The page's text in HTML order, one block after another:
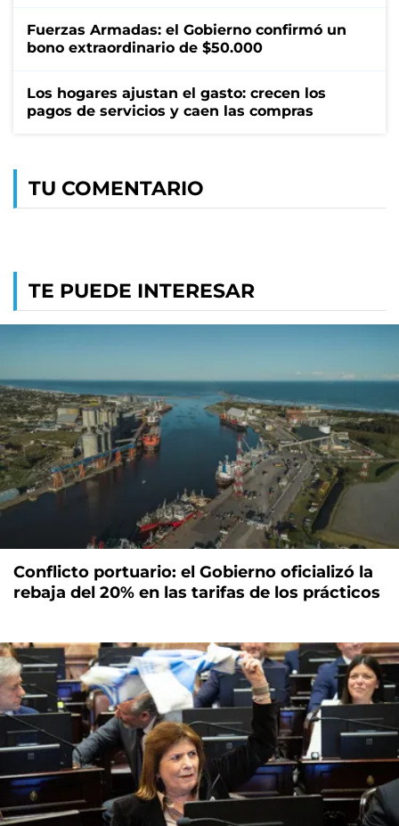
Fuerzas Armadas: el Gobierno confirmó un
bono extraordinario de $50.000
Los hogares ajustan el gasto: crecen los
pagos de servicios y caen las compras
TU COMENTARIO
TE PUEDE INTERESAR
Conflicto portuario: el Gobierno oficializó la
rebaja del 20% en las tarifas de los prácticos